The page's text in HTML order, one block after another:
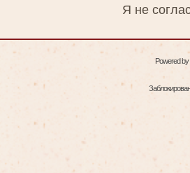
Я не
Powered by